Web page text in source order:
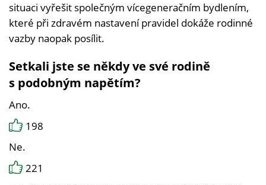
situaci vyřešit společným vícegeneračním bydlením,
které při zdravém nastavení pravidel dokáže rodinné
vazby naopak posílit.
Setkali jste se někdy ve své rodině
s podobným napětím?
Ano.
198
Ne.
221